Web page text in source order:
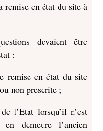
remise en état du site à
devaient être
:
remise en état du site
non prescrite ;
l’Etat lorsqu’il n’est
demeure l’ancien